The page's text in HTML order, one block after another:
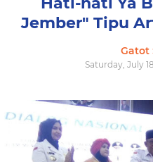
Jember" Tipu
Gatot
Saturday, July